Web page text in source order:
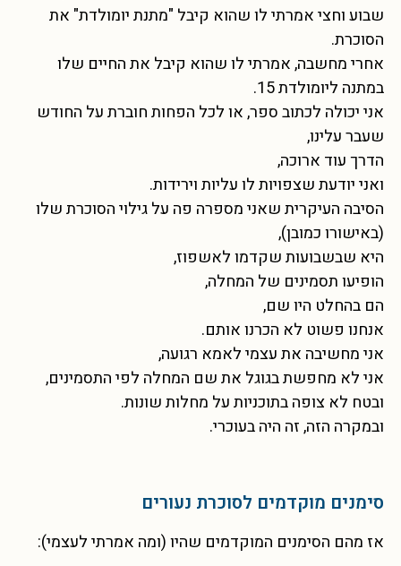
שבוע וחצי אמרתי לו שהוא קיבל "מתנת יומולדת" את
הסוכרת.
אחרי מחשבה, אמרתי לו שהוא קיבל את החיים שלו
במתנה ליומולדת 15.
אני יכולה לכתוב ספר, או לכל הפחות חוברת על החודש
שעבר עלינו,
הדרך עוד ארוכה,
ואני יודעת שצפויות לו עליות וירידות.
הסיבה העיקרית שאני מספרה פה על גילוי הסוכרת שלו
(באישורו כמובן),
היא שבשבועות שקדמו לאשפוז,
הופיעו תסמינים של המחלה,
הם בהחלט היו שם,
אנחנו פשוט לא הכרנו אותם.
אני מחשיבה את עצמי לאמא רגועה,
אני לא מחפשת בגוגל את שם המחלה לפי התסמינים,
ובטח לא צופה בתוכניות על מחלות שונות.
ובמקרה הזה, זה היה בעוכרי.
סימנים מוקדמים לסוכרת נעורים
אז מהם הסימנים המוקדמים שהיו (ומה אמרתי לעצמי):